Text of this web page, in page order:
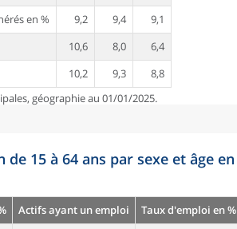
en %
9,2 9,4
9,1
10,6 8,0
6,4
10,2 9,3
8,8
géographie au 01/01/2025.
15 à 64 ans par sexe et âge en
Actifs ayant un emploi
Taux d'emploi en %